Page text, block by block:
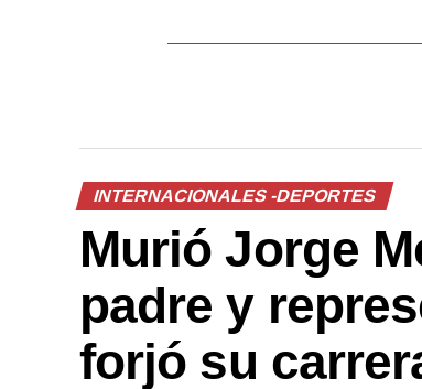
INTERNACIONALES -DEPORTES
Murió Jorge
padre y
forjó su